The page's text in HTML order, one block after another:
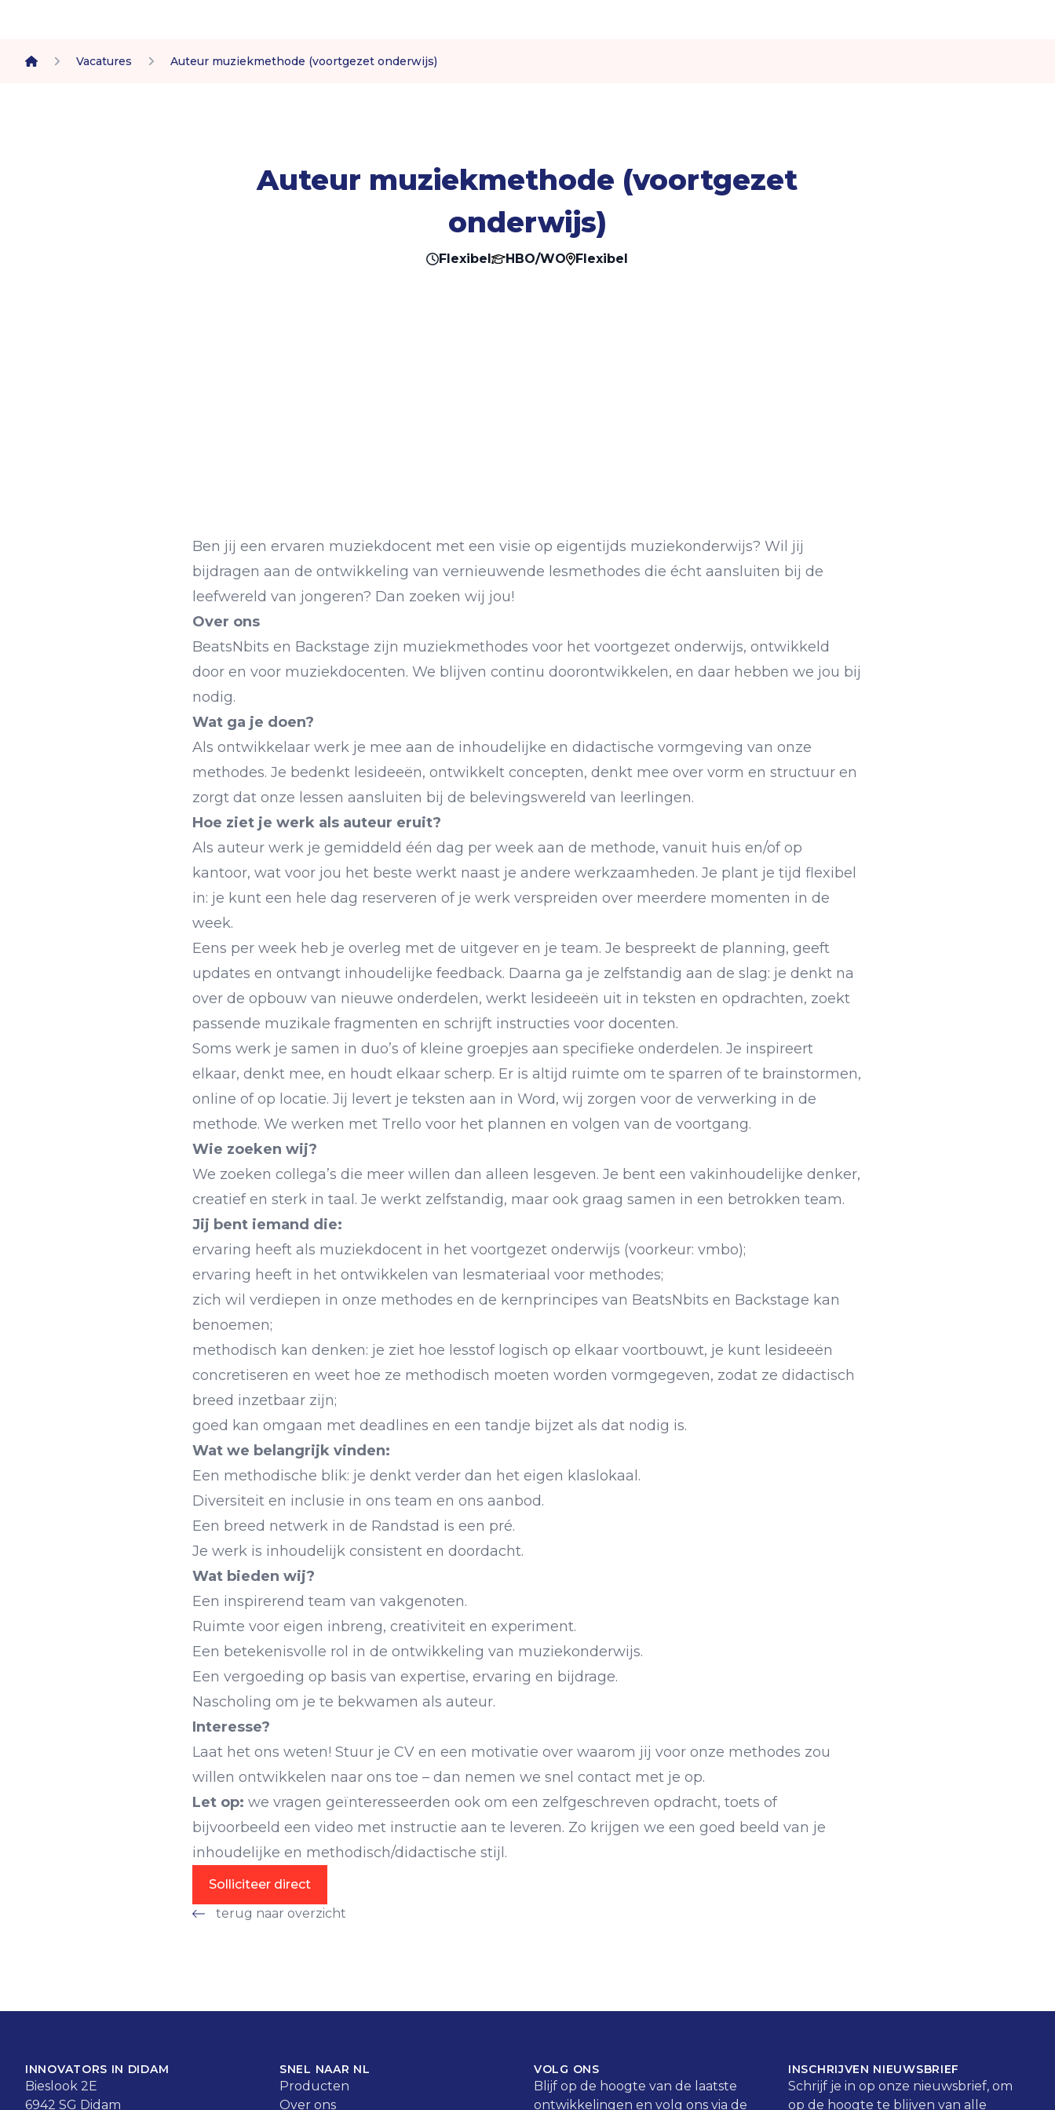
Vacatures Auteur muziekmethode (voortgezet onderwijs)
Auteur muziekmethode (voortgezet
onderwijs)
Flexibel HBO/WO Flexibel
Ben jij een ervaren muziekdocent met een visie op eigentijds muziekonderwijs? Wil jij
bijdragen aan de ontwikkeling van vernieuwende lesmethodes die écht aansluiten bij de
leefwereld van jongeren? Dan zoeken wij jou!
Over ons
BeatsNbits en Backstage zijn muziekmethodes voor het voortgezet onderwijs, ontwikkeld
door en voor muziekdocenten. We blijven continu doorontwikkelen, en daar hebben we jou bij
nodig.
Wat ga je doen?
Als ontwikkelaar werk je mee aan de inhoudelijke en didactische vormgeving van onze
methodes. Je bedenkt lesideeën, ontwikkelt concepten, denkt mee over vorm en structuur en
zorgt dat onze lessen aansluiten bij de belevingswereld van leerlingen.
Hoe ziet je werk als auteur eruit?
Als auteur werk je gemiddeld één dag per week aan de methode, vanuit huis en/of op
kantoor, wat voor jou het beste werkt naast je andere werkzaamheden. Je plant je tijd flexibel
in: je kunt een hele dag reserveren of je werk verspreiden over meerdere momenten in de
week.
Eens per week heb je overleg met de uitgever en je team. Je bespreekt de planning, geeft
updates en ontvangt inhoudelijke feedback. Daarna ga je zelfstandig aan de slag: je denkt na
over de opbouw van nieuwe onderdelen, werkt lesideeën uit in teksten en opdrachten, zoekt
passende muzikale fragmenten en schrijft instructies voor docenten.
Soms werk je samen in duo’s of kleine groepjes aan specifieke onderdelen. Je inspireert
elkaar, denkt mee, en houdt elkaar scherp. Er is altijd ruimte om te sparren of te brainstormen,
online of op locatie. Jij levert je teksten aan in Word, wij zorgen voor de verwerking in de
methode. We werken met Trello voor het plannen en volgen van de voortgang.
Wie zoeken wij?
We zoeken collega’s die meer willen dan alleen lesgeven. Je bent een vakinhoudelijke denker,
creatief en sterk in taal. Je werkt zelfstandig, maar ook graag samen in een betrokken team.
Jij bent iemand die:
ervaring heeft als muziekdocent in het voortgezet onderwijs (voorkeur: vmbo);
ervaring heeft in het ontwikkelen van lesmateriaal voor methodes;
zich wil verdiepen in onze methodes en de kernprincipes van BeatsNbits en Backstage kan
benoemen;
methodisch kan denken: je ziet hoe lesstof logisch op elkaar voortbouwt, je kunt lesideeën
concretiseren en weet hoe ze methodisch moeten worden vormgegeven, zodat ze didactisch
breed inzetbaar zijn;
goed kan omgaan met deadlines en een tandje bijzet als dat nodig is.
Wat we belangrijk vinden:
Een methodische blik: je denkt verder dan het eigen klaslokaal.
Diversiteit en inclusie in ons team en ons aanbod.
Een breed netwerk in de Randstad is een pré.
Je werk is inhoudelijk consistent en doordacht.
Wat bieden wij?
Een inspirerend team van vakgenoten.
Ruimte voor eigen inbreng, creativiteit en experiment.
Een betekenisvolle rol in de ontwikkeling van muziekonderwijs.
Een vergoeding op basis van expertise, ervaring en bijdrage.
Nascholing om je te bekwamen als auteur.
Interesse?
Laat het ons weten! Stuur je CV en een motivatie over waarom jij voor onze methodes zou
willen ontwikkelen naar ons toe – dan nemen we snel contact met je op.
Let op: we vragen geïnteresseerden ook om een zelfgeschreven opdracht, toets of
bijvoorbeeld een video met instructie aan te leveren. Zo krijgen we een goed beeld van je
inhoudelijke en methodisch/didactische stijl.
Solliciteer direct
terug naar overzicht
INNOVATORS IN DIDAM
Bieslook 2E
6942 SG Didam
SNEL NAAR NL
Producten
Over ons
VOLG ONS
Blijf op de hoogte van de laatste
ontwikkelingen en volg ons via de
INSCHRIJVEN NIEUWSBRIEF
Schrijf je in op onze nieuwsbrief, om
op de hoogte te blijven van alle